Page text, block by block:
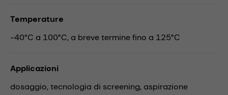
Temperature
-40°C a 100°C, a breve termine fino a 125°C
Applicazioni
dosaggio,tecnologia di screening, aspirazione